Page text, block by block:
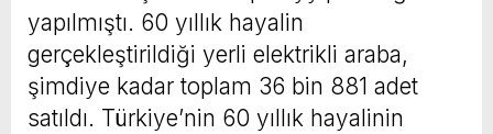
yapılmıştı. 60 yıllık hayalin
gerçekleştirildiği yerli elektrikli araba,
şimdiye kadar toplam 36 bin 881 adet
satıldı. Türkiye’nin 60 yıllık hayalinin